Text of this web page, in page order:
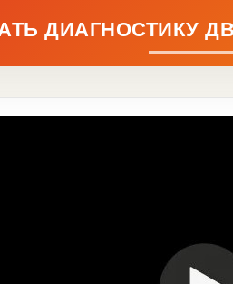
ДИАГНОСТИКУ